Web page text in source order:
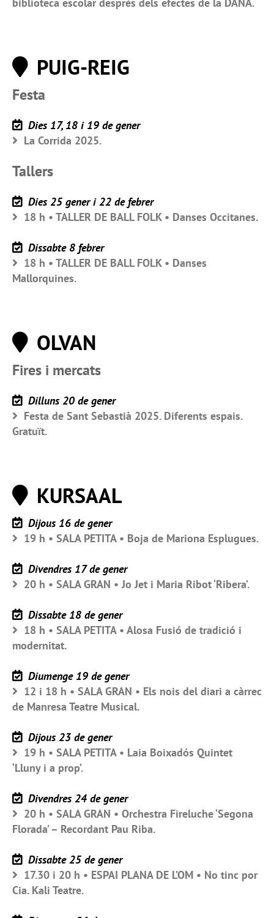
PUIG-REIG
Festa
Dies 17, 18 i 19 de gener
La Corrida 2025.
Tallers
Dies 25 gener i 22 de febrer
18 h • TALLER DE BALL FOLK • Danses Occitanes.
Dissabte 8 febrer
18 h • TALLER DE BALL FOLK • Danses
Mallorquines.
OLVAN
Fires i mercats
Dilluns 20 de gener
Festa de Sant Sebastià 2025. Diferents espais.
Gratuït.
KURSAAL
Dijous 16 de gener
19 h • SALA PETITA • Boja de Mariona Esplugues.
Divendres 17 de gener
20 h • SALA GRAN • Jo Jet i Maria Ribot ‘Ribera’.
Dissabte 18 de gener
18 h • SALA PETITA • Alosa Fusió de tradició i
modernitat.
Diumenge 19 de gener
12 i 18 h • SALA GRAN • Els nois del diari a càrrec
de Manresa Teatre Musical.
Dijous 23 de gener
19 h • SALA PETITA • Laia Boixadós Quintet
‘Lluny i a prop’.
Divendres 24 de gener
20 h • SALA GRAN • Orchestra Fireluche ‘Segona
Florada’ – Recordant Pau Riba.
Dissabte 25 de gener
17.30 i 20 h • ESPAI PLANA DE L’OM • No tinc por
Cia. Kali Teatre.